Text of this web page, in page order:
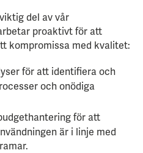
del av vår
proaktivt för att
kompromissa med kvalitet:
för att identifiera och
och onödiga
för att
är i linje med